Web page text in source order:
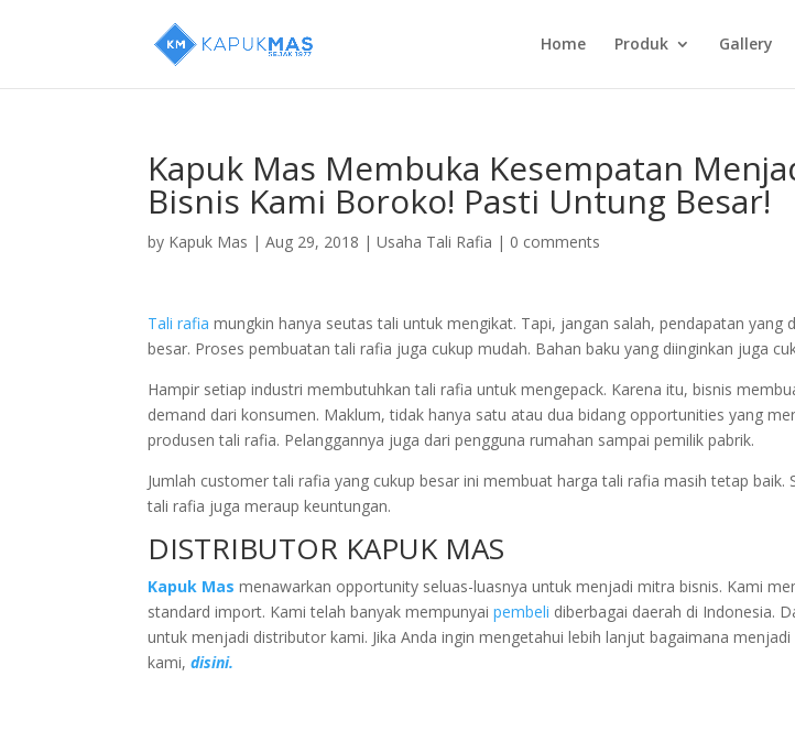
Home Produk Gallery
Kapuk Mas Membuka Kesempatan
Bisnis Kami Boroko! Pasti Untung Besar!
by Kapuk Mas |Aug 29, 2018 |Usaha Tali Rafia | 0 comments
Tali rafia mungkin hanya seutas tali untuk mengikat. Tapi, jangan salah, pendapatan yang
besar. Proses pembuatan tali rafia juga cukup mudah. Bahan baku yang diinginkan juga
Hampir setiap industri membutuhkan tali rafia untuk mengepack. Karena itu, bisnis
demand dari konsumen. Maklum, tidak hanya satu atau dua bidang opportunities yang
produsen tali rafia. Pelanggannya juga dari pengguna rumahan sampai pemilik pabrik.
Jumlah customer tali rafia yang cukup besar ini membuat harga tali rafia masih tetap baik.
tali rafia juga meraup keuntungan.
DISTRIBUTOR KAPUK MAS
Kapuk Mas menawarkan opportunity seluas-luasnya untuk menjadi mitra bisnis. Kami
standard import. Kami telah banyak mempunyaipembeli diberbagai daerah di Indonesia.
untuk menjadi distributor kami. Jika Anda ingin mengetahui lebih lanjut bagaimana
kami,disini.